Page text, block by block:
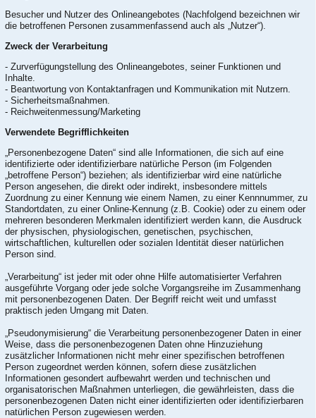
Besucher und Nutzer des Onlineangebotes (Nachfolgend bezeichnen wir
die betroffenen Personen zusammenfassend auch als „Nutzer“).
Zweck der Verarbeitung
- Zurverfügungstellung des Onlineangebotes, seiner Funktionen und
Inhalte.
- Beantwortung von Kontaktanfragen und Kommunikation mit Nutzern.
- Sicherheitsmaßnahmen.
- Reichweitenmessung/Marketing
Verwendete Begrifflichkeiten
„Personenbezogene Daten“ sind alle Informationen, die sich auf eine
identifizierte oder identifizierbare natürliche Person (im Folgenden
„betroffene Person“) beziehen; als identifizierbar wird eine natürliche
Person angesehen, die direkt oder indirekt, insbesondere mittels
Zuordnung zu einer Kennung wie einem Namen, zu einer Kennnummer, zu
Standortdaten, zu einer Online-Kennung (z.B. Cookie) oder zu einem oder
mehreren besonderen Merkmalen identifiziert werden kann, die Ausdruck
der physischen, physiologischen, genetischen, psychischen,
wirtschaftlichen, kulturellen oder sozialen Identität dieser natürlichen
Person sind.
„Verarbeitung“ ist jeder mit oder ohne Hilfe automatisierter Verfahren
ausgeführte Vorgang oder jede solche Vorgangsreihe im Zusammenhang
mit personenbezogenen Daten. Der Begriff reicht weit und umfasst
praktisch jeden Umgang mit Daten.
„Pseudonymisierung“ die Verarbeitung personenbezogener Daten in einer
Weise, dass die personenbezogenen Daten ohne Hinzuziehung
zusätzlicher Informationen nicht mehr einer spezifischen betroffenen
Person zugeordnet werden können, sofern diese zusätzlichen
Informationen gesondert aufbewahrt werden und technischen und
organisatorischen Maßnahmen unterliegen, die gewährleisten, dass die
personenbezogenen Daten nicht einer identifizierten oder identifizierbaren
natürlichen Person zugewiesen werden.